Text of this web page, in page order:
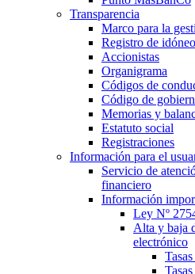
Transparencia
Marco para la
Registro de
Accionistas
Organigrama
Códigos de
Código de
Memorias y
Estatuto social
Registraciones
Información para el
Servicio de
financiero
Información
Ley Nº
Alta y baja
electrónico